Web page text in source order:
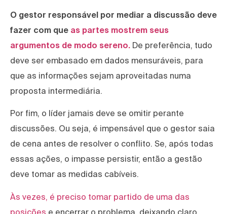
O gestor responsável por mediar a discussão deve
fazer com que as partes mostrem seus
argumentos de modo sereno. De preferência, tudo
deve ser embasado em dados mensuráveis, para
que as informações sejam aproveitadas numa
proposta intermediária.
Por fim, o líder jamais deve se omitir perante
discussões. Ou seja, é impensável que o gestor saia
de cena antes de resolver o conflito. Se, após todas
essas ações, o impasse persistir, então a gestão
deve tomar as medidas cabíveis.
Às vezes, é preciso tomar partido de uma das
posições e encerrar o problema, deixando claro